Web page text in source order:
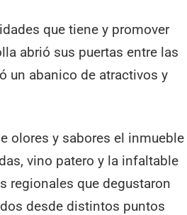
que tiene y promover
abrió sus puertas entre las
un abanico de atractivos y
olores y sabores el inmueble
vino patero y la infaltable
regionales que degustaron
desde distintos puntos